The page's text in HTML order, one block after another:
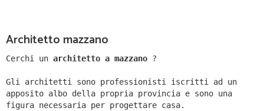
Architetto mazzano
Cerchi un architetto a mazzano ?
Gli architetti sono professionisti iscritti ad un
apposito albo della propria provincia e sono una
figura necessaria per progettare casa.